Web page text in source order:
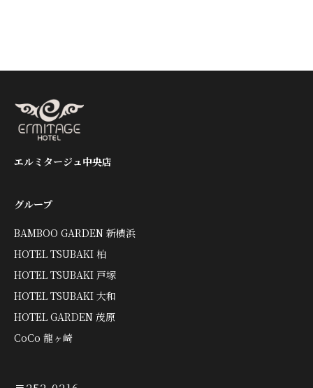
エルミタージュ中央店
グループ
BAMBOO GARDEN 新横浜
HOTEL TSUBAKI 柏
HOTEL TSUBAKI 戸塚
HOTEL TSUBAKI 大和
HOTEL GARDEN 茂原
CoCo 龍ヶ崎